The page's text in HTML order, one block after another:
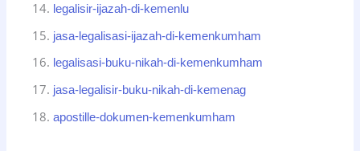
legalisir-ijazah-di-kemenlu
jasa-legalisasi-ijazah-di-kemenkumham
legalisasi-buku-nikah-di-kemenkumham
jasa-legalisir-buku-nikah-di-kemenag
apostille-dokumen-kemenkumham